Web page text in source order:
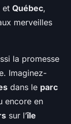
et Québec,
merveilles
la promesse
Imaginez-
dans le parc
encore en
sur l’île